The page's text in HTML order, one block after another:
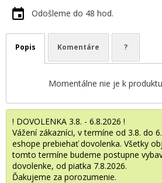
! DOVOLENKA 3.8. - 6.8.2026 !
Vážení zákazníci, v termíne od 3.8. do
eshope prebiehať dovolenka. Všetky
tomto termíne budeme postupne
dovolenke, od piatka 7.8.2026.
Ďakujeme za porozumenie.
Odošleme do 48 hod.
Popis Komentáre ?
Momentálne nie je k